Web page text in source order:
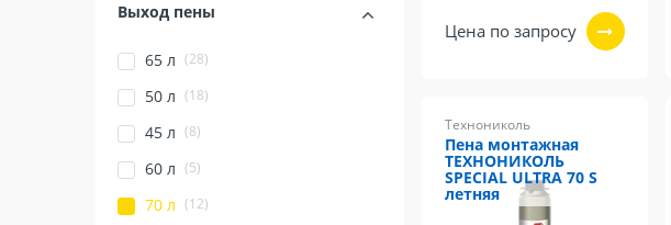
Выход пены
65 л (28)
50 л (18)
45 л (8)
60 л (5)
70 л (12)
Цена по запросу
Технониколь
Пена монтажная
ТЕХНОНИКОЛЬ
SPECIAL ULTRA 70 S
летняя